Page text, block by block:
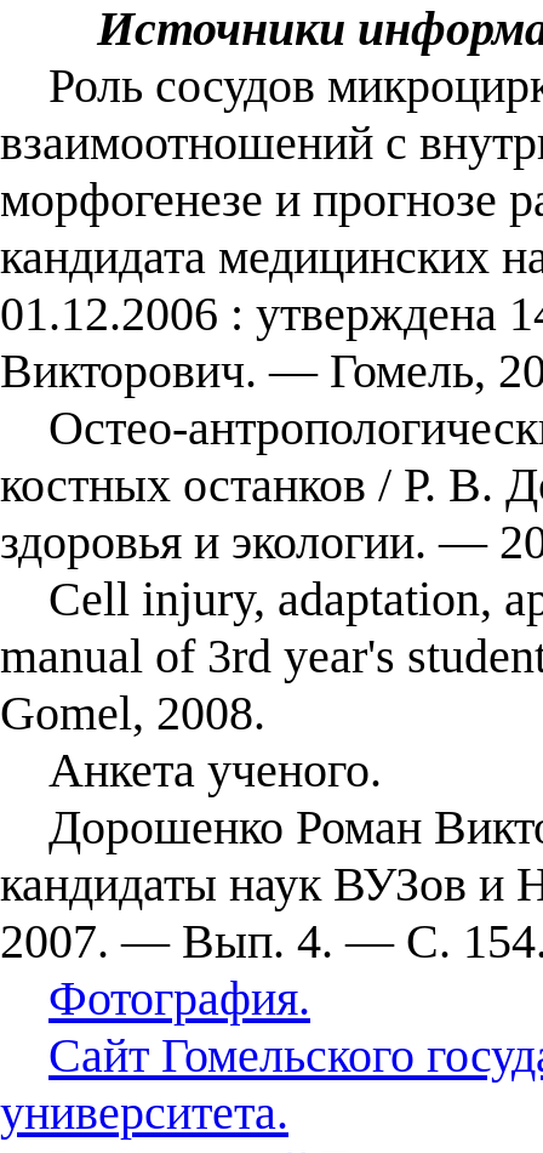
Источники
Роль сосудов
взаимоотношений с
морфогенезе и прогнозе
кандидата медицинских
01.12.2006 : утверждена
Викторович. — Гомель,
Остео-
костных останков / Р. В.
здоровья и экологии.
Cell injury, adaptation,
manual of 3rd year's
Gomel, 2008.
Анкета ученого.
Дорошенко Роман
кандидаты наук ВУЗов
2007. — Вып. 4. — С.
Фотография.
Сайт Гомельского
университета.